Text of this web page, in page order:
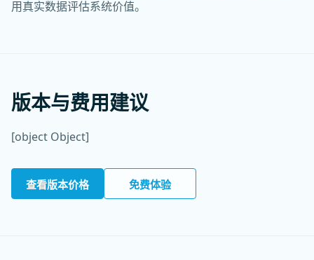
用真实数据评估系统价值。
版本与费用建议
[object Object]
查看版本价格 免费体验